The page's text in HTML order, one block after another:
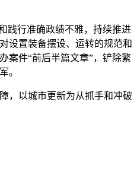
践行准确政绩不雅，持续推进
设置装备摆设、运转的规范和
案件“前后半篇文章”，铲除繁
。
，以城市更新为从抓手和冲破